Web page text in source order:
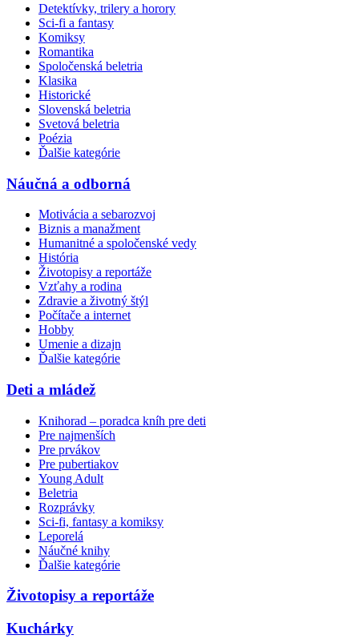
Detektívky, trilery a horory
Sci-fi a fantasy
Komiksy
Romantika
Spoločenská beletria
Klasika
Historické
Slovenská beletria
Svetová beletria
Poézia
Ďalšie kategórie
Náučná a odborná
Motivácia a sebarozvoj
Biznis a manažment
Humanitné a spoločenské vedy
História
Životopisy a reportáže
Vzťahy a rodina
Zdravie a životný štýl
Počítače a internet
Hobby
Umenie a dizajn
Ďalšie kategórie
Deti a mládež
Knihorad – poradca kníh pre deti
Pre najmenších
Pre prvákov
Pre pubertiakov
Young Adult
Beletria
Rozprávky
Sci-fi, fantasy a komiksy
Leporelá
Náučné knihy
Ďalšie kategórie
Životopisy a reportáže
Kuchárky